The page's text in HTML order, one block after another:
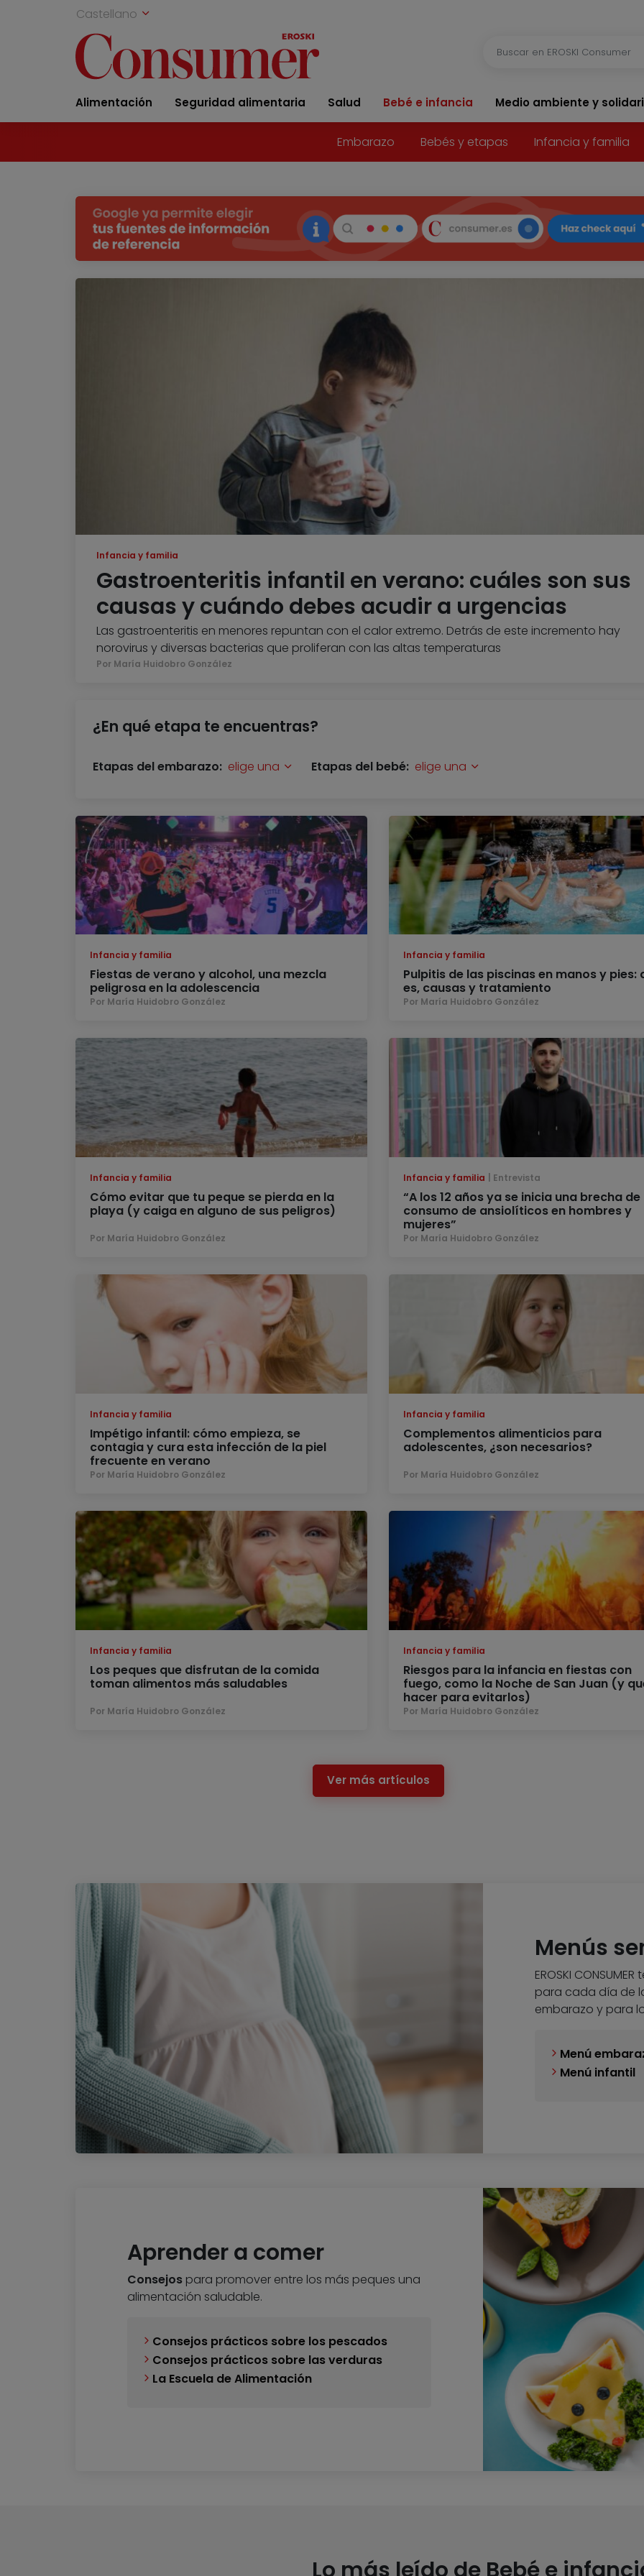
Castellano
Alimentación Seguridad alimentaria Salud Bebé e infancia Medio ambiente y
Embarazo Bebés y etapas Infancia y familia
Infancia y familia
Gastroenteritis infantil en verano: cuáles son sus
causas y cuándo debes acudir a urgencias
Las gastroenteritis en menores repuntan con el calor extremo. Detrás de este incremento hay
norovirus y diversas bacterias que proliferan con las altas temperaturas
Por María Huidobro González
¿En qué etapa te encuentras?
Etapas del embarazo: elige una Etapas del bebé: elige una
Infancia y familia
Fiestas de verano y alcohol, una mezcla
peligrosa en la adolescencia
Por María Huidobro González
Infancia y familia
Pulpitis de las piscinas en manos y pies:
es, causas y tratamiento
Por María Huidobro González
Infancia y familia
Cómo evitar que tu peque se pierda en la
playa (y caiga en alguno de sus peligros)
Por María Huidobro González
Infancia y familia Entrevista
“A los 12 años ya se inicia una brecha de
consumo de ansiolíticos en hombres y
mujeres”
Por María Huidobro González
Infancia y familia
Impétigo infantil: cómo empieza, se
contagia y cura esta infección de la piel
frecuente en verano
Por María Huidobro González
Infancia y familia
Complementos alimenticios para
adolescentes, ¿son necesarios?
Por María Huidobro González
Infancia y familia
Los peques que disfrutan de la comida
toman alimentos más saludables
Por María Huidobro González
Infancia y familia
Riesgos para la infancia en fiestas con
fuego, como la Noche de San Juan (y
hacer para evitarlos)
Por María Huidobro González
Ver más artículos
Menús
EROSKI
para cada día de
embarazo y para
Menú
Menú infantil
Aprender a comer
Consejos para promover entre los más peques una
alimentación saludable.
Consejos prácticos sobre los pescados
Consejos prácticos sobre las verduras
La Escuela de Alimentación